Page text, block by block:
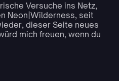
Versuche ins Netz,
Neon|Wilderness, seit
dieser Seite neues
mich freuen, wenn du